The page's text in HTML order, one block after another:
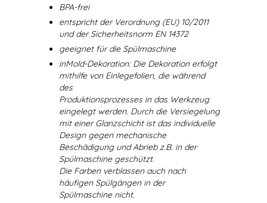
BPA-frei
entspricht der Verordnung (EU) 10/2011
und der Sicherheitsnorm EN 14372
geeignet für die Spülmaschine
inMold-Dekoration: Die Dekoration erfolgt
mithilfe von Einlegefolien, die während
des
Produktionsprozesses in das Werkzeug
eingelegt werden. Durch die Versiegelung
mit einer Glanzschicht ist das individuelle
Design gegen mechanische
Beschädigung und Abrieb z.B. in der
Spülmaschine geschützt.
Die Farben verblassen auch nach
häufigen Spülgängen in der
Spülmaschine nicht.